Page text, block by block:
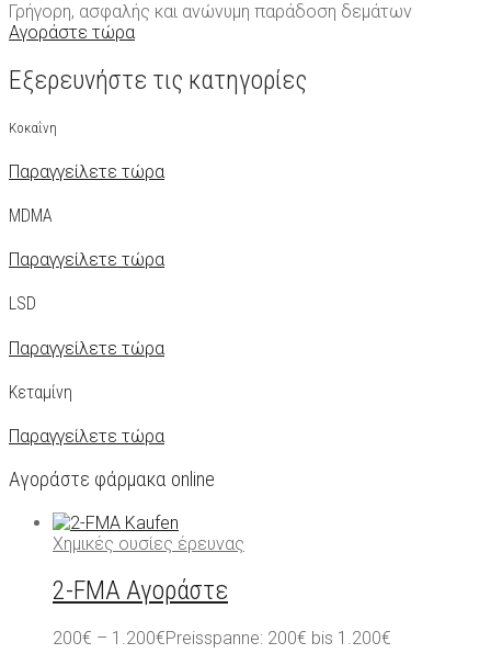
Русский
Γρήγορη, ασφαλής και ανώνυμη παράδοση δεμάτων
Αγοράστε τώρα
Εξερευνήστε τις κατηγορίες
Κοκαΐνη
Παραγγείλετε τώρα
MDMA
Παραγγείλετε τώρα
LSD
Παραγγείλετε τώρα
Κεταμίνη
Παραγγείλετε τώρα
Αγοράστε φάρμακα online
Χημικές ουσίες έρευνας
2-FMA Αγοράστε
200€ – 1.200€Preisspanne: 200€ bis 1.200€